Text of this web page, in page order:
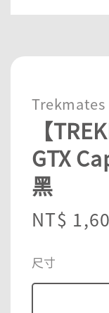
Trekmates
【
GTX
黑
Sale
NT$
尺寸